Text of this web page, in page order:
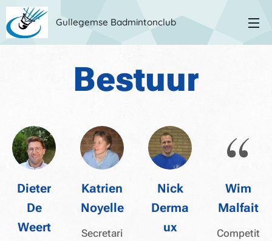
Gullegemse Badmintonclub
Bestuur
Dieter
De
Weert
Katrien
Noyelle
Secretari
Nick
Derma
ux
Wim
Malfait
Competit